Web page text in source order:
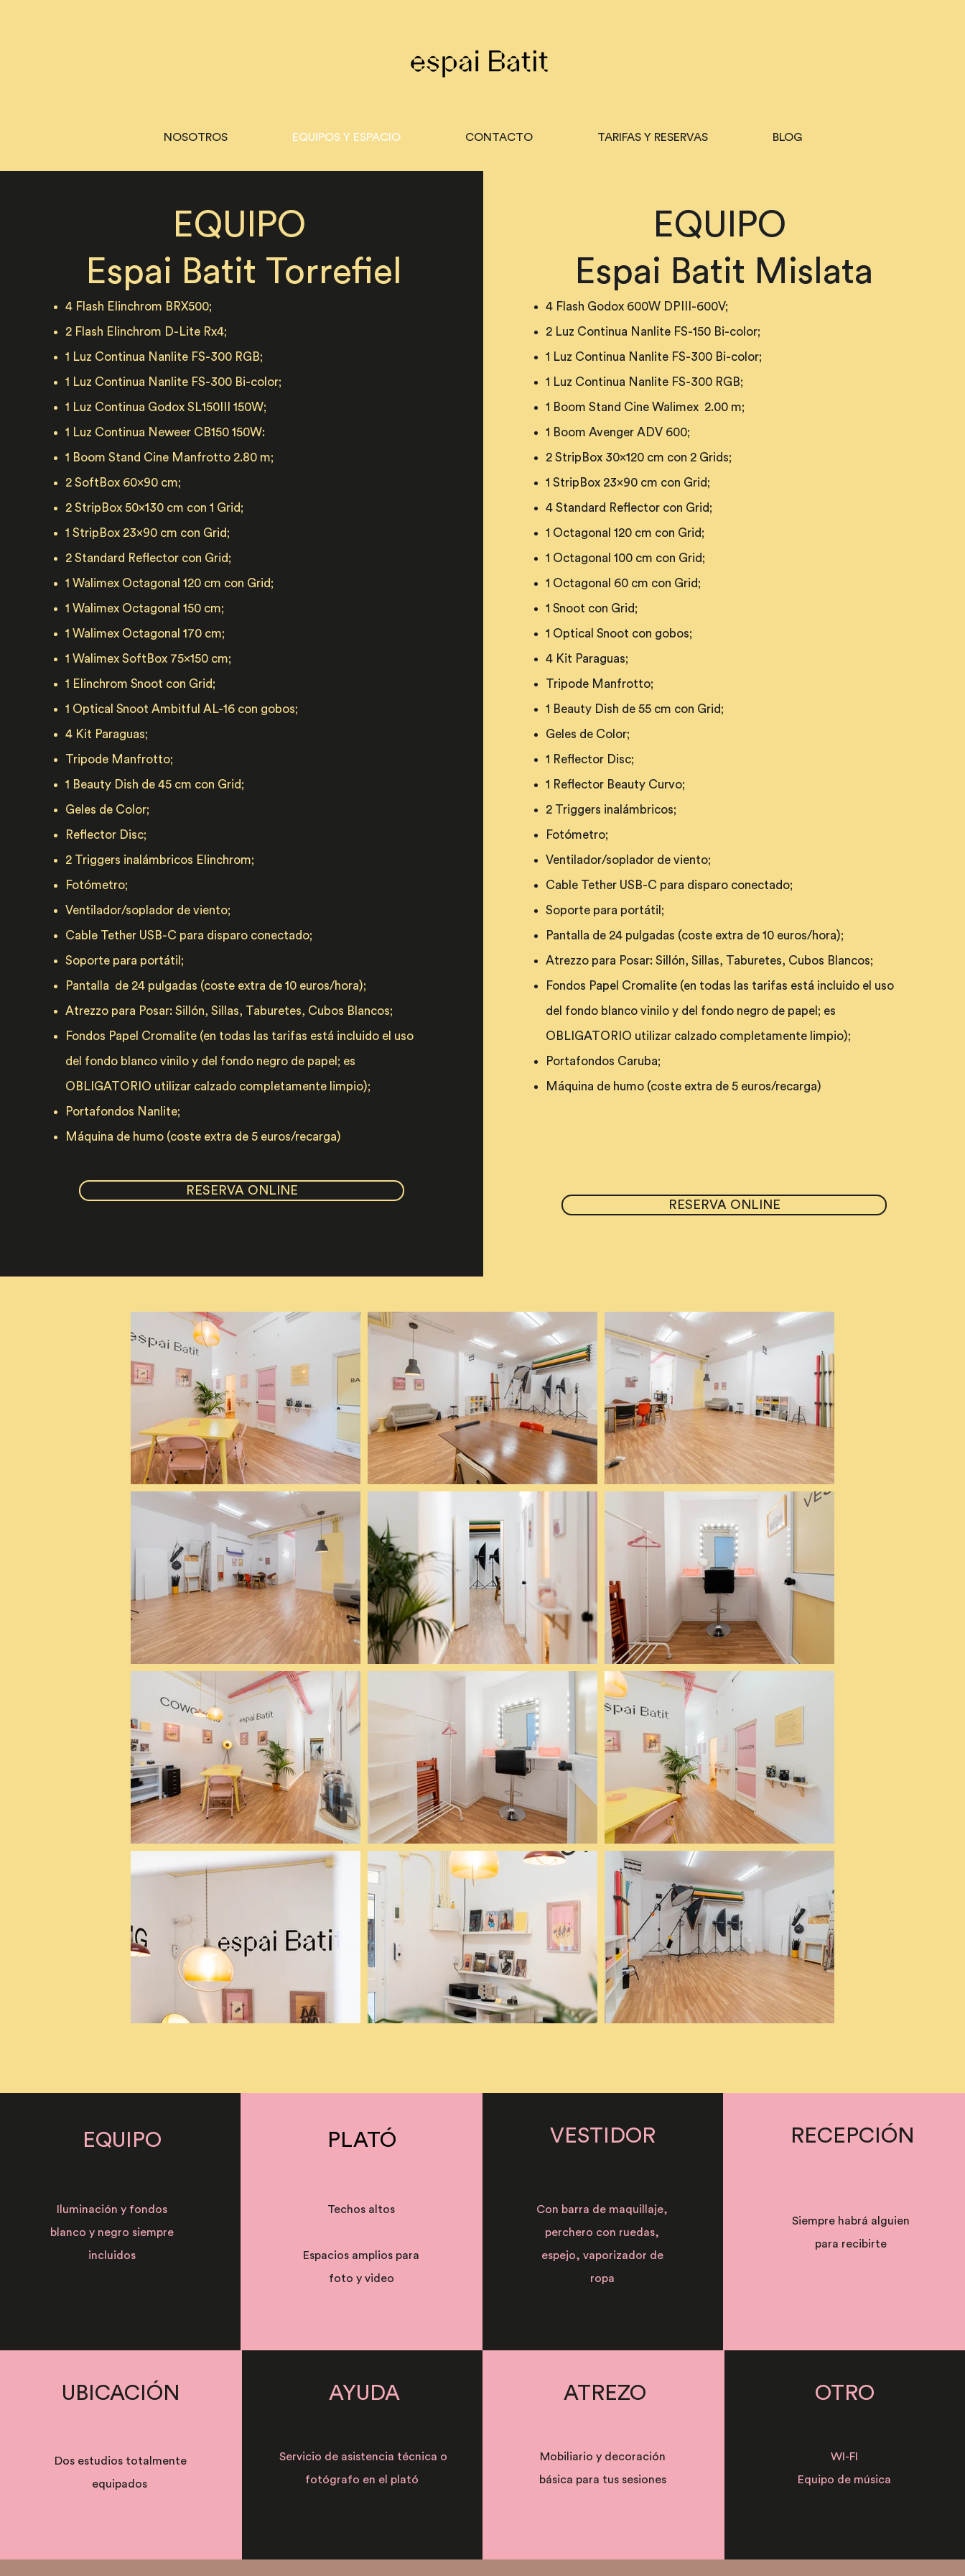
NOSOTROS EQUIPOS Y ESPACIO CONTACTO TARIFAS Y RESERVAS BLOG
​EQUIPO
Espai Batit Torrefiel
4 Flash Elinchrom BRX500;
2 Flash Elinchrom D-Lite Rx4;
1 Luz Continua Nanlite FS-300 RGB;
1 Luz Continua Nanlite FS-300 Bi-color;
1 Luz Continua Godox SL150III 150W;
1 Luz Continua Neweer CB150 150W:
1 Boom Stand Cine Manfrotto 2.80 m;
2 SoftBox 60x90 cm;
2 StripBox 50x130 cm con 1 Grid;
1 StripBox 23x90 cm con Grid;
2 Standard Reflector con Grid;
1 Walimex Octagonal 120 cm con Grid;
1 Walimex Octagonal 150 cm;
​1 Walimex Octagonal 170 cm;
1 Walimex SoftBox 75x150 cm;
1 Elinchrom Snoot con Grid;
1 Optical Snoot Ambitful AL-16 con gobos;
4 Kit Paraguas;
Tripode Manfrotto;
​1 Beauty Dish de 45 cm con Grid;
​Geles de Color;
Reflector Disc;
2 Triggers inalámbricos Elinchrom;
​Fotómetro;
​Ventilador/soplador de viento;
​Cable Tether USB-C para disparo conectado;
Soporte para portátil;
Pantalla de 24 pulgadas (coste extra de 10 euros/hora);
​Atrezzo para Posar: Sillón, Sillas, Taburetes, Cubos Blancos;
Fondos Papel Cromalite (en todas las tarifas está incluido el uso
del fondo blanco vinilo y del fondo negro de papel; es
OBLIGATORIO utilizar calzado completamente limpio);
Portafondos Nanlite;
Máquina de humo (coste extra de 5 euros/recarga)
RESERVA ONLINE
​EQUIPO
Espai Batit Mislata
4 Flash Godox 600W DPIII-600V;
2 Luz Continua Nanlite FS-150 Bi-color;
1 Luz Continua Nanlite FS-300 Bi-color;​
1 Luz Continua Nanlite FS-300 RGB;
1 Boom Stand Cine Walimex 2.00 m;
1 Boom Avenger ADV 600;
2 StripBox 30x120 cm con 2 Grids;
​1 StripBox 23x90 cm con Grid;
4 Standard Reflector con Grid;
1 Octagonal 120 cm con Grid;
1 Octagonal 100 cm con Grid;
1 Octagonal 60 cm con Grid;
1 Snoot con Grid;
1 Optical Snoot con gobos;
4 Kit Paraguas;
Tripode Manfrotto;
​1 Beauty Dish de 55 cm con Grid;
​Geles de Color;
1 Reflector Disc;
1 Reflector Beauty Curvo;
2 Triggers inalámbricos;
​Fotómetro;
​​Ventilador/soplador de viento;
​Cable Tether USB-C para disparo conectado;
Soporte para portátil;
Pantalla de 24 pulgadas (coste extra de 10 euros/hora);
​Atrezzo para Posar: Sillón, Sillas, Taburetes, Cubos Blancos;
Fondos Papel Cromalite (en todas las tarifas está incluido el uso
del fondo blanco vinilo y del fondo negro de papel; es
OBLIGATORIO utilizar calzado completamente limpio);
Portafondos Caruba;
Máquina de humo (coste extra de 5 euros/recarga)
RESERVA ONLINE
EQUIPO
Iluminación y fondos
blanco y negro siempre
incluidos
PLATÓ
Techos altos
Espacios amplios para
foto y video
VESTIDOR
Con barra de maquillaje,
perchero con ruedas,
espejo, vaporizador de
ropa
RECEPCIÓN
Siempre habrá alguien
para recibirte
UBICACIÓN
Dos estudios totalmente
equipados
AYUDA
Servicio de asistencia técnica o
fotógrafo en el plató
ATREZO
Mobiliario y decoración
básica para tus sesiones
OTRO
WI-FI
Equipo de música